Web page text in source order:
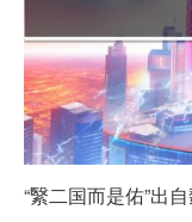
“繄二国而是佑”出